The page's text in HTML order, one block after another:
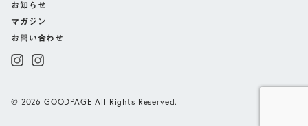
お知らせ
マガジン
お問い合わせ
© 2026 GOODPAGE All Rights Reserved.